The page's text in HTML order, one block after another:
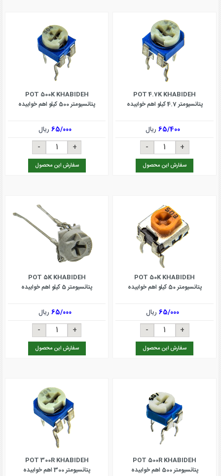
POT 4.7K KHABIDEH
پتانسیومتر 4.7 کیلو اهم خوابیده
65/400 ریال
سفارش این محصول
POT 500K KHABIDEH
پتانسیومتر 500 کیلو اهم خوابیده
65/000 ریال
سفارش این محصول
POT 50K KHABIDEH
پتانسیومتر 50 کیلو اهم خوابیده
65/000ریال
سفارش این محصول
POT 5K KHABIDEH
پتانسیومتر 5 کیلو اهم خوابیده
65/000 ریال
سفارش این محصول
POT 500R KHABIDEH
پتانسیومتر 500 اهم خوابیده
POT 300R KHABIDEH
پتانسیومتر 300 اهم خوابیده